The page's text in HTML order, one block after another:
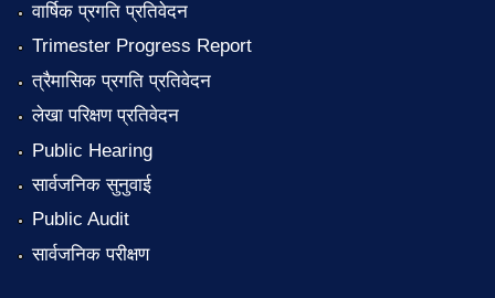
वार्षिक प्रगति प्रतिवेदन
Trimester Progress Report
त्रैमासिक प्रगति प्रतिवेदन
लेखा परिक्षण प्रतिवेदन
Public Hearing
सार्वजनिक सुनुवाई
Public Audit
सार्वजनिक परीक्षण